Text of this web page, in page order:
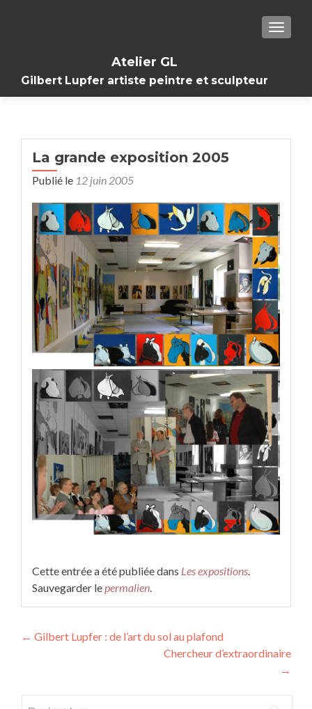
Atelier GL
Gilbert Lupfer artiste peintre et sculpteur
La grande exposition 2005
Publié le 12 juin 2005
Cette entrée a été publiée dans Les expositions
Sauvegarder le permalien
Navigation
← Gilbert Lupfer : de l’art du sol au plafond
Chercheur d’extraordinaire
→